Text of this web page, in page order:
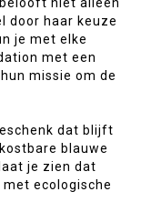
door haar keuze
je met elke
met een
missie om de
dat blijft
blauwe
je zien dat
ecologische